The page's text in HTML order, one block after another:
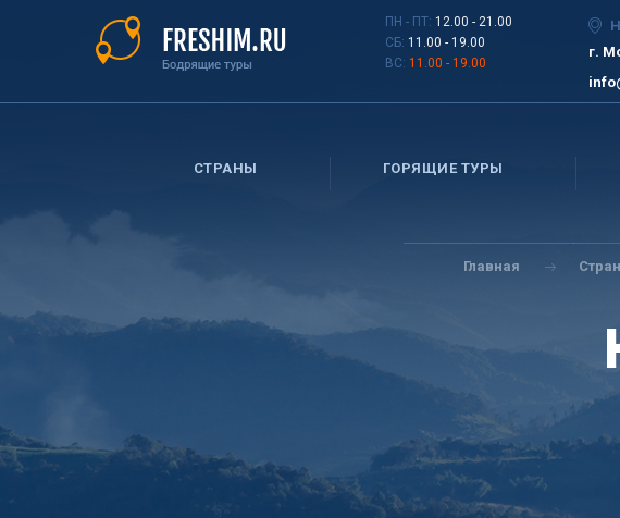
ПН - ПТ: 12.00 - 21.00
СБ: 11.00 - 19.00
ВС: 11.00 - 19.00
г.
СТРАНЫ ГОРЯЩИЕ ТУРЫ
Вы
здесь
Главная